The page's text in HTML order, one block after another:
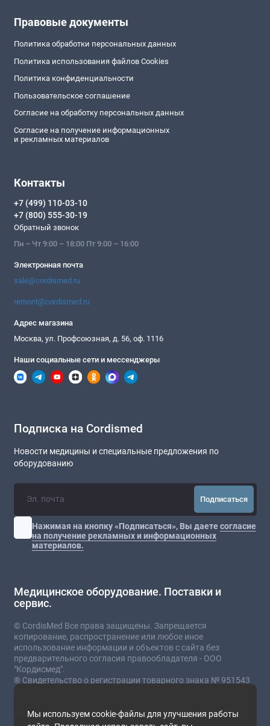
Мы используем cookie-файлы для улучшения работы
Правовые документы
Политика обработки персональных данных
Политика использования файлов Cookies
Политика конфиденциальности
Пользовательское соглашение
Согласие на обработку персональных данных
Согласие на получение информационных
и рекламных материалов
Контакты
+7 (499) 110-03-10
+7 (800) 555-30-19
Обратный звонок
Пн – Чт 9:00 – 18:00 Пт 9:00 – 16:00
Электронная почта
sale@cordismed.ru
remont@cordismed.ru
Адрес магазина
Москва, ул. Профсоюзная, д. 56, оф. 1116
Наши социальные сети и мессенджеры
Подписка на Cordismed
Новости медицины и специальные предложения по
оборудованию
Подписаться
Нажимая на кнопку «Подписаться», Вы даетесогласие
на получение рекламных и информационных
материалов.
Медицинское оборудование. Поставки и
сервис.
© CordisMed Все права защищены. Запрещается
копирование, распространение или любое иное
использование информации и объектов с сайта без
предварительного согласия правообладателя - ООО
"Кордисмед".
® Свидетельство о регистрации товарного знака № 951543
от 03.07.2023
* Сайт носит информационный характер и не